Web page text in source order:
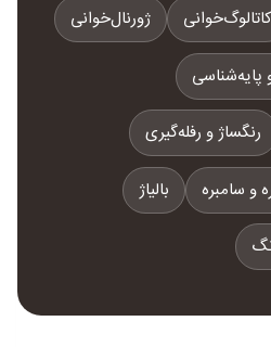
کاتالوگ‌خوانی ژورنال‌خوانی
پایه‌شناسی
رنگساژ و رفله‌گیری
و سامبره بالیاژ